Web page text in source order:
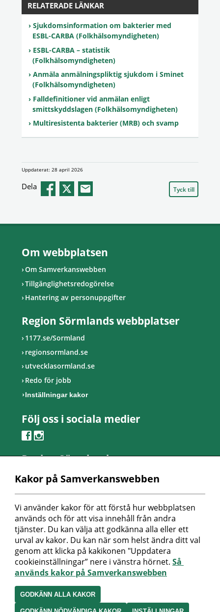
RELATERADE LÄNKAR
Sjukdomsinformation om bakterier med
ESBL-CARBA (Folkhälsomyndigheten)
ESBL-CARBA – statistik
(Folkhälsomyndigheten)
Anmäla anmälningspliktig sjukdom i Sminet
(Folkhälsomyndigheten)
Falldefinitioner vid anmälan enligt
smittskyddslagen (Folkhälsomyndigheten)
Multiresistenta bakterier (MRB) och svamp
Uppdaterat: 28 april 2026
Dela Tyck till
Om webbplatsen
Om Samverkanswebben
Tillgänglighetsredogörelse
Hantering av personuppgifter
Region Sörmlands webbplatser
1177.se/Sormland
regionsormland.se
utvecklasormland.se
Redo för jobb
Inställningar kakor
Följ oss i sociala medier
Region Sörmland
Kontaktcenter
Telefon: 0155-24 50 00
Besöksadress:
Länsmansvägen 6
Nyköpings lasarett
Postadress:
Repslagaregatan 19
611 88 Nyköping
Peppol-id: 0007: 2321000032
Organisationsnummer:
232100-0032
Kakor på Samverkanswebben
Vi använder kakor för att förstå hur webbplatsen
används och för att visa innehåll från andra
tjänster. Du kan välja att godkänna alla eller ett
urval av kakor. Du kan när som helst ändra ditt val
genom att klicka på kakikonen "Uppdatera
cookieinställningar” nere i vänstra hörnet. Så
används kakor på Samverkanswebben
GODKÄNN ALLA KAKOR